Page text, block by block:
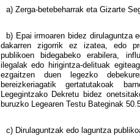
a) Zerga-betebeharrak eta Gizarte
b) Epai irmoaren bidez dirulaguntza
dakarren zigorrik ez izatea, edo
publikoen bidegabeko erabilera,
ilegalak edo hirigintza-delituak
ezgaitzen duen legezko
bereizkeriagatik gertatutakoak
Legegintzako Dekretu bidez
buruzko Legearen Testu Bateginak
c) Dirulaguntzak edo laguntza